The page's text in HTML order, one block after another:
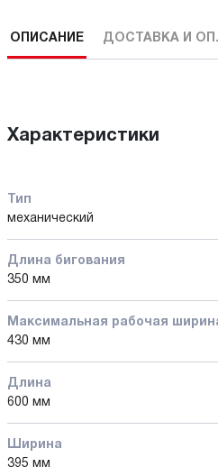
ОПИСАНИЕ ДОСТАВКА И
Характеристики
Тип
механический
Длина бигования
350 мм
Максимальная рабочая
430 мм
Длина
600 мм
Ширина
395 мм